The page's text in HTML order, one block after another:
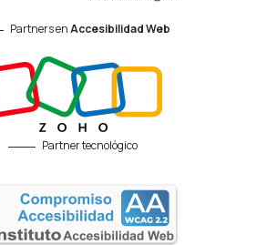
Partners enAccesibilidad Web
Partner tecnológico